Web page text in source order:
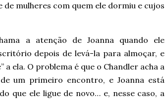
mulheres com quem ele dormiu e cujos
a atenção de Joanna quando ele
depois de levá-la para almoçar, e
a ela. O problema é que o Chandler acha a
um primeiro encontro, e Joanna está
que ele ligue de novo… e, nesse caso, a